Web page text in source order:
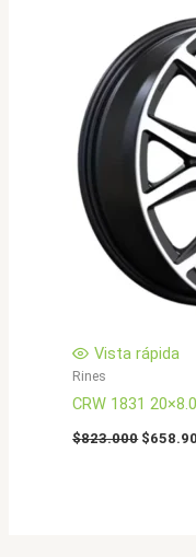
Vista rápida
Rines
CRW 1831
$823.000 El
$